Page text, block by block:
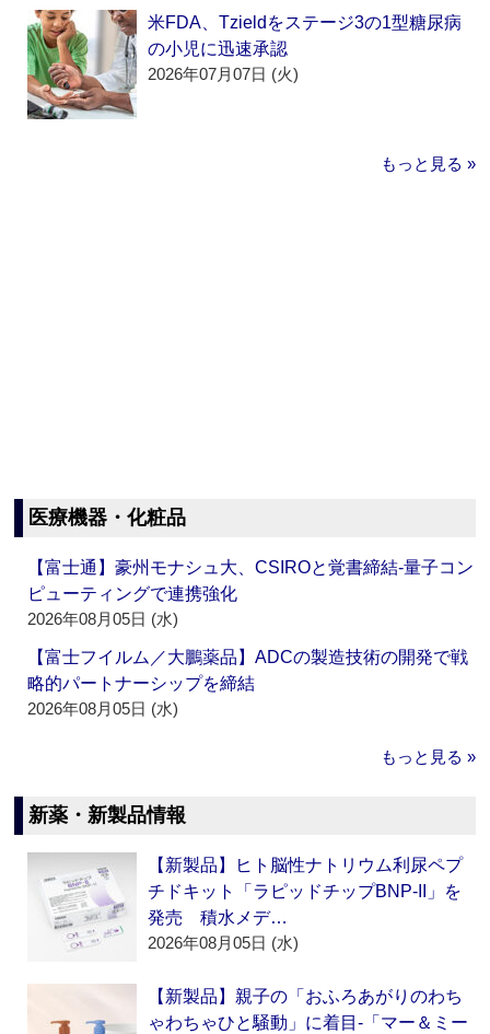
米FDA、Tzieldをステージ3の1型糖尿病
の小児に迅速承認
2026年07月07日 (火)
もっと見る »
医療機器・化粧品
【富士通】豪州モナシュ大、CSIROと覚書締結‐量子コン
ピューティングで連携強化
2026年08月05日 (水)
【富士フイルム／大鵬薬品】ADCの製造技術の開発で戦
略的パートナーシップを締結
2026年08月05日 (水)
もっと見る »
新薬・新製品情報
【新製品】ヒト脳性ナトリウム利尿ペプ
チドキット「ラピッドチップBNP-II」を
発売 積水メデ…
2026年08月05日 (水)
【新製品】親子の「おふろあがりのわち
ゃわちゃひと騒動」に着目‐「マー＆ミー